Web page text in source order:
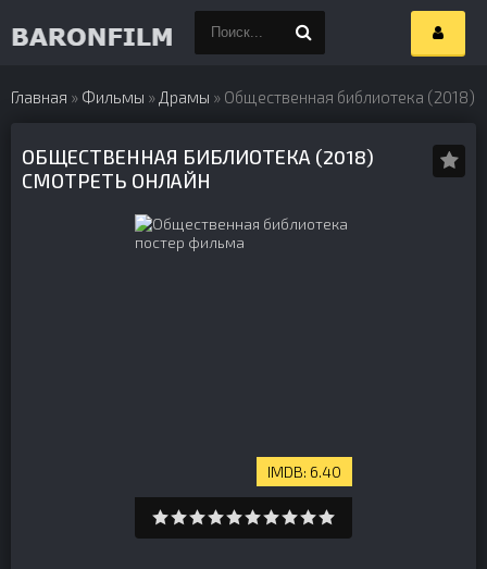
Главная » Фильмы » Драмы » Общественная библиотека (2018)
ОБЩЕСТВЕННАЯ БИБЛИОТЕКА (2018)
СМОТРЕТЬ ОНЛАЙН
6.40